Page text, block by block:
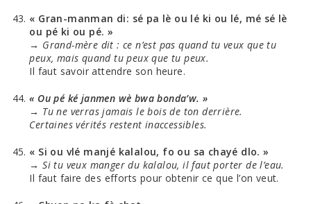
« Gran-manman di: sé pa lè ou lé ki ou lé, mé sé lè
ou pé ki ou pé. »
→ Grand-mère dit : ce n’est pas quand tu veux que tu
peux, mais quand tu peux que tu peux.
Il faut savoir attendre son heure.
« Ou pé ké janmen wè bwa bonda’w. »
→ Tu ne verras jamais le bois de ton derrière.
Certaines vérités restent inaccessibles.
« Si ou vlé manjé kalalou, fo ou sa chayé dlo. »
→Si tu veux manger du kalalou, il faut porter de l’eau.
Il faut faire des efforts pour obtenir ce que l’on veut.